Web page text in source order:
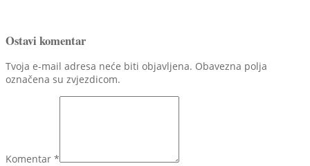
Ostavi komentar
Tvoja e-mail adresa neće biti objavljena. Obavezna polja
označena su zvjezdicom.
Komentar *